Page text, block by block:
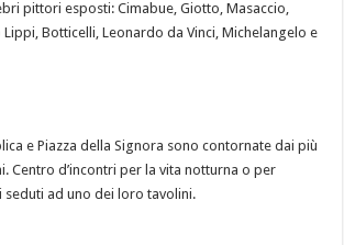
pittori esposti: Cimabue, Giotto, Masaccio,
Lippi, Botticelli, Leonardo da Vinci, Michelangelo e
e Piazza della Signora sono contornate dai più
Centro d’incontri per la vita notturna o per
ad uno dei loro tavolini.